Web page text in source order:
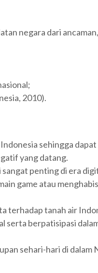
negara dari
2010).
sehingga dapat
yang datang.
penting di era
game atau
terhadap tanah air
serta berpatisipasi
sehari-hari di dalam